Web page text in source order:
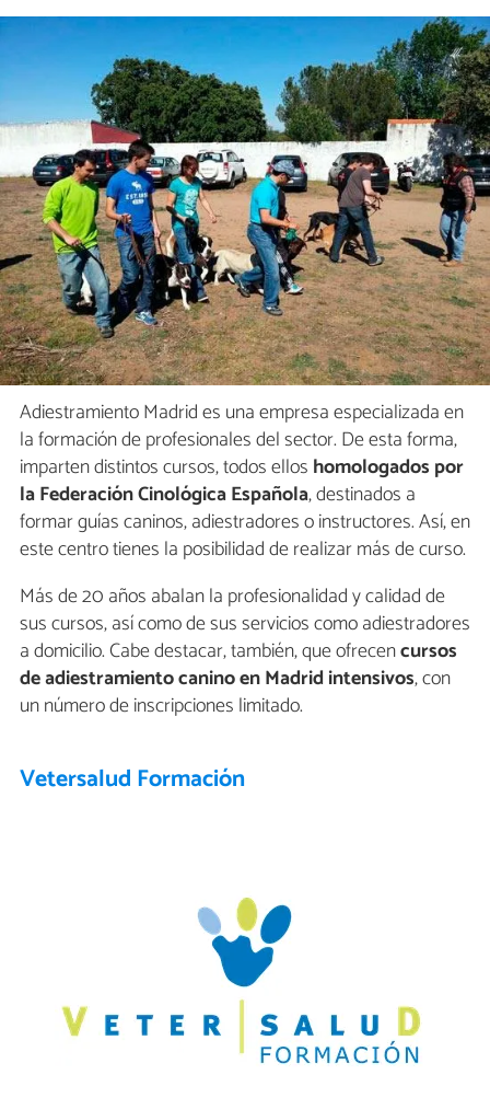
Adiestramiento Madrid es una empresa especializada en
la formación de profesionales del sector. De esta forma,
imparten distintos cursos, todos ellos homologados por
la Federación Cinológica Española, destinados a
formar guías caninos, adiestradores o instructores. Así, en
este centro tienes la posibilidad de realizar más de curso.
Más de 20 años abalan la profesionalidad y calidad de
sus cursos, así como de sus servicios como adiestradores
a domicilio. Cabe destacar, también, que ofrecencursos
de adiestramiento canino en Madrid intensivos, con
un número de inscripciones limitado.
Vetersalud Formación